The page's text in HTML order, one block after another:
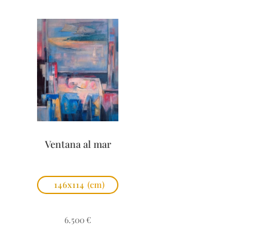
Ventana al mar
146x114 (cm)
6.500 €